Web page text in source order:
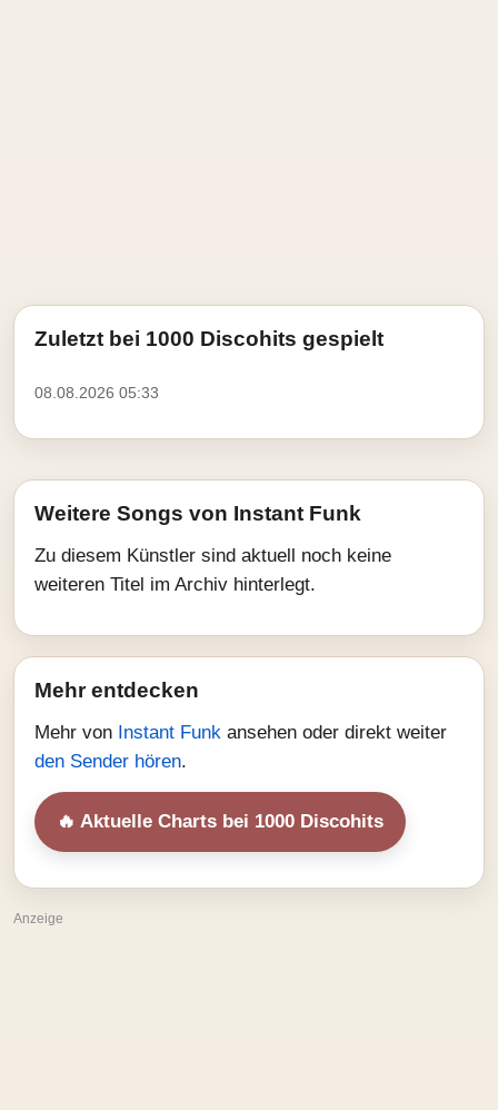
Zuletzt bei 1000 Discohits gespielt
08.08.2026 05:33
Weitere Songs von Instant Funk
Zu diesem Künstler sind aktuell noch keine
weiteren Titel im Archiv hinterlegt.
Mehr entdecken
Mehr von Instant Funk ansehen oder direkt weiter
den Sender hören.
🔥 Aktuelle Charts bei 1000 Discohits
Anzeige